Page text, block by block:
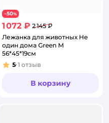
−50%
1 072 ₽ 2 145 ₽
Лежанка для животных Не
один дома Green M
56*45*19см
Рейтинг:
5 1 отзыв
В корзину